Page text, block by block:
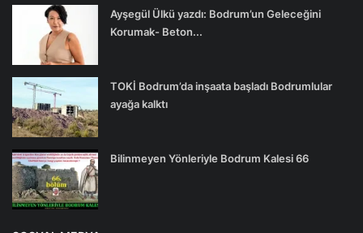
Ayşegül Ülkü yazdı: Bodrum’un Geleceğini
Korumak- Beton...
TOKİ Bodrum’da inşaata başladı Bodrumlular
ayağa kalktı
Bilinmeyen Yönleriyle Bodrum Kalesi 66